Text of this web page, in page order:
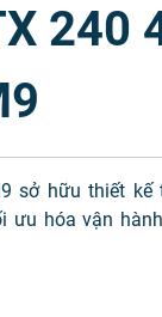
240
sở hữu thiết kế
ưu hóa vận